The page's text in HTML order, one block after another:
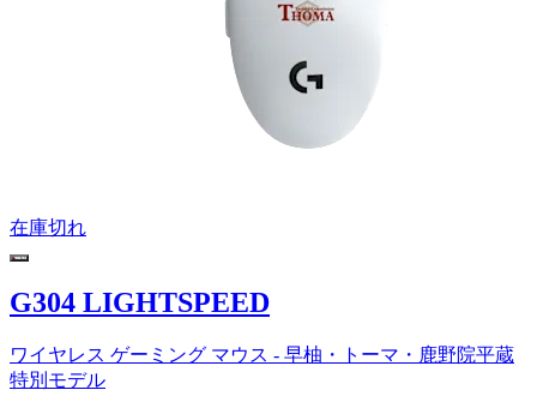
在庫切れ
G304 LIGHTSPEED
ワイヤレス ゲーミング マウス - 早柚・トーマ・鹿野院平蔵
特別モデル